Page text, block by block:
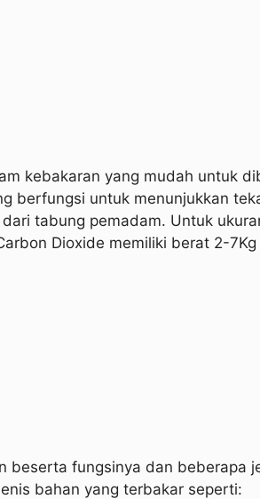
kebakaran yang mudah untuk
berfungsi untuk menunjukkan
tabung pemadam. Untuk
Dioxide memiliki berat 2-
fungsinya dan beberapa
bahan yang terbakar seperti: